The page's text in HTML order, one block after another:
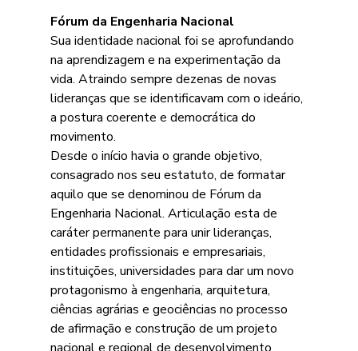
Fórum da Engenharia Nacional
Sua identidade nacional foi se aprofundando
na aprendizagem e na experimentação da
vida. Atraindo sempre dezenas de novas
lideranças que se identificavam com o ideário,
a postura coerente e democrática do
movimento.
Desde o início havia o grande objetivo,
consagrado nos seu estatuto, de formatar
aquilo que se denominou de Fórum da
Engenharia Nacional. Articulação esta de
caráter permanente para unir lideranças,
entidades profissionais e empresariais,
instituições, universidades para dar um novo
protagonismo à engenharia, arquitetura,
ciências agrárias e geociências no processo
de afirmação e construção de um projeto